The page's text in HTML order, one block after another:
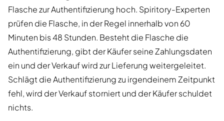
Flasche zur Authentifizierung hoch. Spiritory-Experten
prüfen die Flasche, in der Regel innerhalb von 60
Minuten bis 48 Stunden. Besteht die Flasche die
Authentifizierung, gibt der Käufer seine Zahlungsdaten
ein und der Verkauf wird zur Lieferung weitergeleitet.
Schlägt die Authentifizierung zu irgendeinem Zeitpunkt
fehl, wird der Verkauf storniert und der Käufer schuldet
nichts.